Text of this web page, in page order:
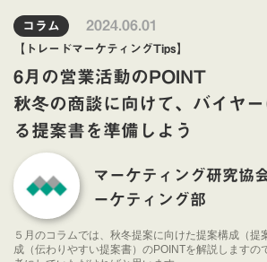
コラム 2024.06.01
【トレードマーケティングTips】
6月の営業活動のPOINT
秋冬の商談に向けて、バイヤー
る提案書を準備しよう
マーケティング研究協
ーケティング部
５月のコラムでは、秋冬提案に向けた提案構成（提
成（伝わりやすい提案書）のPOINTを解説しますの